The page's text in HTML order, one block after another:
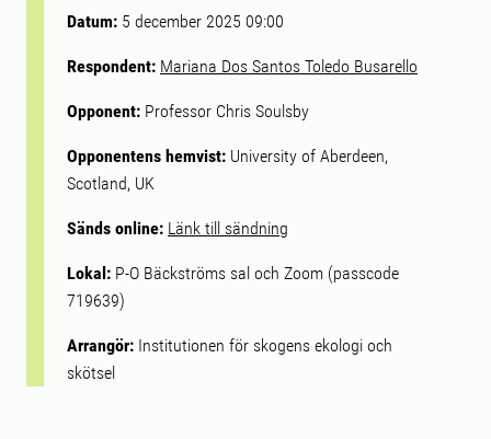
Datum: 5 december 2025 09:00
Respondent: Mariana Dos Santos Toledo Busarello
Opponent: Professor Chris Soulsby
Opponentens hemvist: University of Aberdeen,
Scotland, UK
Sänds online: Länk till sändning
Lokal: P-O Bäckströms sal och Zoom (passcode
719639)
Arrangör: Institutionen för skogens ekologi och
skötsel